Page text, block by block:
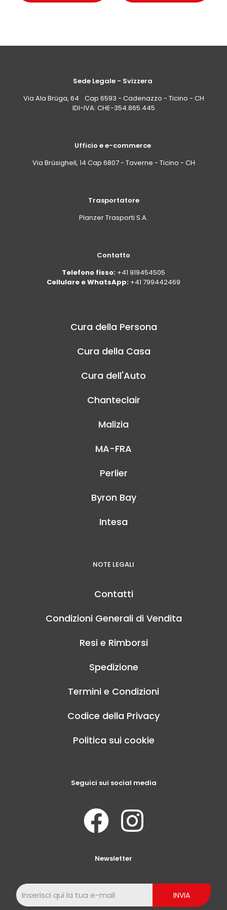
Sede Legale - Svizzera
Via Ala Brüga, 64 Cap 6593 - Cadenazzo - Ticino - CH
IDI-IVA: CHE-354.865.445
Ufficio e e-commerce
Via Brüsighell, 14 Cap 6807 - Taverne - Ticino - CH
Trasportatore
Planzer Trasporti S.A.
Contatto
Telefono fisso: +41 919454505
Cellulare e WhatsApp: +41 799442469
Cura della Persona
Cura della Casa
Cura dell'Auto
Chanteclair
Malizia
MA-FRA
Perlier
Byron Bay
Intesa
NOTE LEGALI
Contatti
Condizioni Generali di Vendita
Resi e Rimborsi
Spedizione
Termini e Condizioni
Codice della Privacy
Politica sui cookie
Seguici sui social media
Newsletter